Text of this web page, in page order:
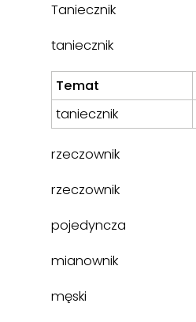
Taniecznik
taniecznik
Temat
taniecznik
rzeczownik
rzeczownik
pojedyncza
mianownik
męski